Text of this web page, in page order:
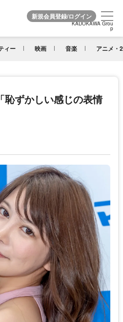
KADOKAWA Grou
p
ィー 映画 音楽 アニメ・
KADOKAWA Grou
p
恥ずかしい感じの表情